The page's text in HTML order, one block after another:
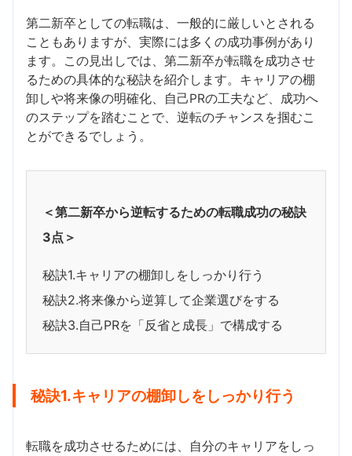
第二新卒としての転職は、一般的に厳しいとされる
こともありますが、実際には多くの成功事例があり
ます。この見出しでは、第二新卒が転職を成功させ
るための具体的な秘訣を紹介します。キャリアの棚
卸しや将来像の明確化、自己PRの工夫など、成功へ
のステップを踏むことで、逆転のチャンスを掴むこ
とができるでしょう。
＜第二新卒から逆転するための転職成功の秘訣
3点＞
秘訣1.キャリアの棚卸しをしっかり行う
秘訣2.将来像から逆算して企業選びをする
秘訣3.自己PRを「反省と成長」で構成する
秘訣1.キャリアの棚卸しをしっかり行う
転職を成功させるためには、自分のキャリアをしっ